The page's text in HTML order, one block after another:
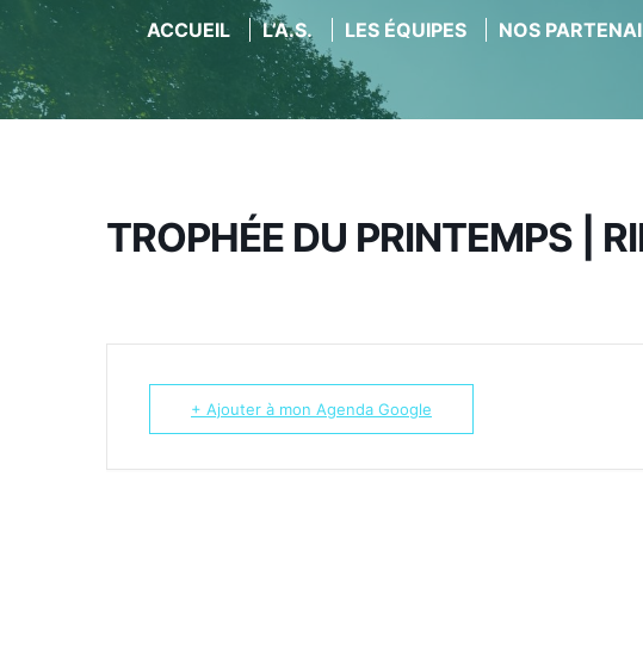
ACCUEIL L’A.S. LES ÉQUIPES NOS
TROPHÉE DU PRINTEMPS |
+ Ajouter à mon Agenda Google